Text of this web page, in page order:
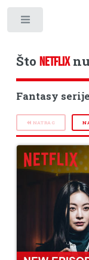
Što NETFLIX
Fantasy
NATRAG